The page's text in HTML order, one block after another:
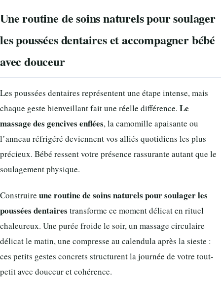
Une routine de soins naturels pour soulager
les poussées dentaires et accompagner bébé
avec douceur
Les poussées dentaires représentent une étape intense, mais
chaque geste bienveillant fait une réelle différence. Le
massage des gencives enflées, la camomille apaisante ou
l’anneau réfrigéré deviennent vos alliés quotidiens les plus
précieux. Bébé ressent votre présence rassurante autant que le
soulagement physique.
Construire une routine de soins naturels pour soulager les
poussées dentaires transforme ce moment délicat en rituel
chaleureux. Une purée froide le soir, un massage circulaire
délicat le matin, une compresse au calendula après la sieste :
ces petits gestes concrets structurent la journée de votre tout-
petit avec douceur et cohérence.